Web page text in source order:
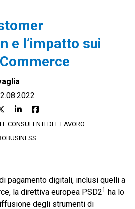
e l’impatto sui
E CONSULENTI DEL LAVORO
pagamento digitali, inclusi quelli a
la direttiva europea PSD21 ha lo
degli strumenti di